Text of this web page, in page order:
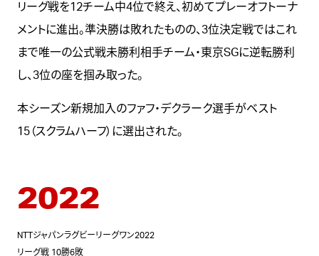
リーグ戦を12チーム中4位で終え、初めてプレーオフトーナ
メントに進出。準決勝は敗れたものの、3位決定戦ではこれ
まで唯一の公式戦未勝利相手チーム・東京SGに逆転勝利
し、3位の座を掴み取った。
本シーズン新規加入のファフ・デクラーク選手がベスト
15（スクラムハーフ）に選出された。
2022
NTTジャパンラグビーリーグワン2022
リーグ戦 10勝6敗